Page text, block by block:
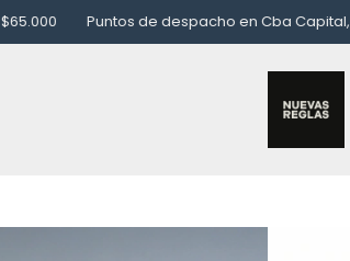
Puntos de despacho en Cba Capital, CABA y GBA